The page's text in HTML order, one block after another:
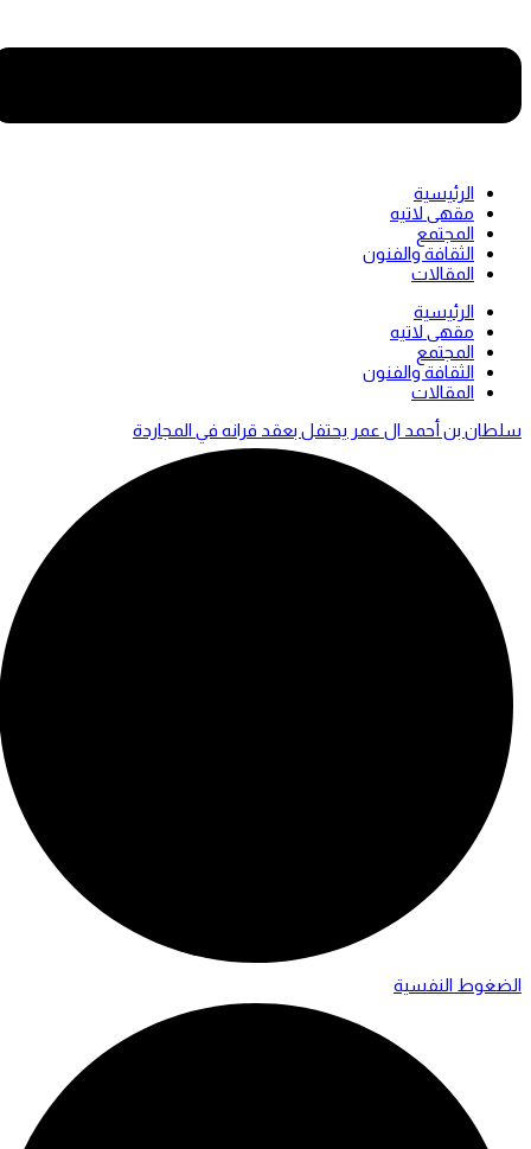
الرئيسية
مقهى لاتيه
المجتمع
الثقافة والفنون
المقالات
Menu
الرئيسية
مقهى لاتيه
المجتمع
الثقافة والفنون
المقالات
سلطان بن أحمد ال عمر يحتفل بعقد قرانه في المجاردة
الضغوط النفسية